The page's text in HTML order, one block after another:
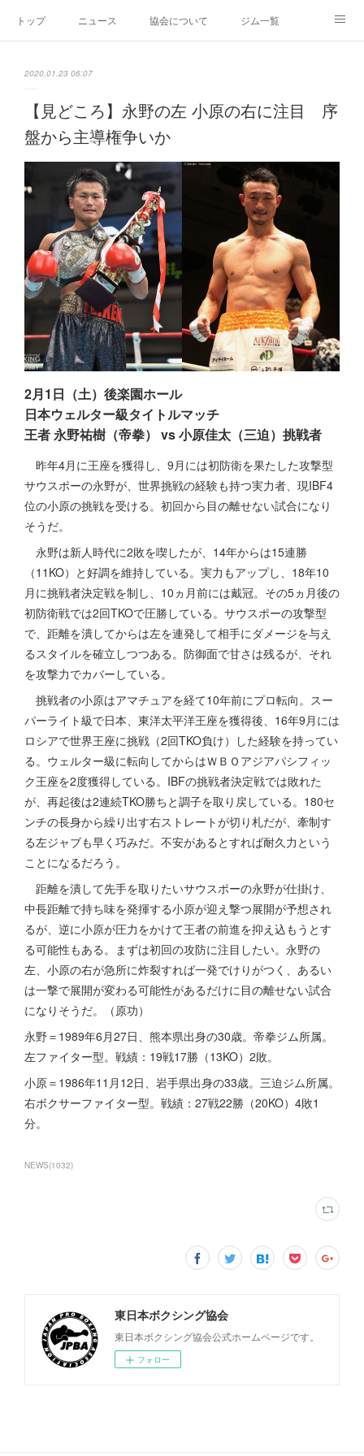
トップ ニュース 協会について ジム一覧
2020.01.23 06:07
【見どころ】永野の左 小原の右に注目 序
盤から主導権争いか
2月1日（土）後楽園ホール
日本ウェルター級タイトルマッチ
王者 永野祐樹（帝拳） vs 小原佳太（三迫）挑戦者
昨年4月に王座を獲得し、9月には初防衛を果たした攻撃型
サウスポーの永野が、世界挑戦の経験も持つ実力者、現IBF4
位の小原の挑戦を受ける。初回から目の離せない試合になり
そうだ。
永野は新人時代に2敗を喫したが、14年からは15連勝
（11KO）と好調を維持している。実力もアップし、18年10
月に挑戦者決定戦を制し、10ヵ月前には戴冠。その5ヵ月後の
初防衛戦では2回TKOで圧勝している。サウスポーの攻撃型
で、距離を潰してからは左を連発して相手にダメージを与え
るスタイルを確立しつつある。防御面で甘さは残るが、それ
を攻撃力でカバーしている。
挑戦者の小原はアマチュアを経て10年前にプロ転向。スー
パーライト級で日本、東洋太平洋王座を獲得後、16年9月には
ロシアで世界王座に挑戦（2回TKO負け）した経験を持ってい
る。ウェルター級に転向してからはＷＢＯアジアパシフィッ
ク王座を2度獲得している。IBFの挑戦者決定戦では敗れた
が、再起後は2連続TKO勝ちと調子を取り戻している。180セ
ンチの長身から繰り出す右ストレートが切り札だが、牽制す
る左ジャブも早く巧みだ。不安があるとすれば耐久力という
ことになるだろう。
距離を潰して先手を取りたいサウスポーの永野が仕掛け、
中長距離で持ち味を発揮する小原が迎え撃つ展開が予想され
るが、逆に小原が圧力をかけて王者の前進を抑え込もうとす
る可能性もある。まずは初回の攻防に注目したい。永野の
左、小原の右が急所に炸裂すれば一発でけりがつく、あるい
は一撃で展開が変わる可能性があるだけに目の離せない試合
になりそうだ。（原功）
永野＝1989年6月27日、熊本県出身の30歳。帝拳ジム所属。
左ファイター型。戦績：19戦17勝（13KO）2敗。
小原＝1986年11月12日、岩手県出身の33歳。三迫ジム所属。
右ボクサーファイター型。戦績：27戦22勝（20KO）4敗1
分。
NEWS(1032)
東日本ボクシング協会
東日本ボクシング協会公式ホームページです。
フォロー